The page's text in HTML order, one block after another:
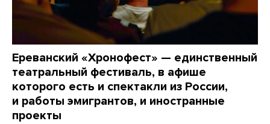
Ереванский «Хронофест» — единственный
театральный фестиваль, в афише
которого есть и спектакли из России,
и работы эмигрантов, и иностранные
проекты